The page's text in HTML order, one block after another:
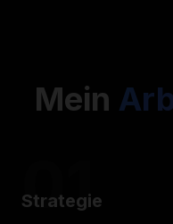
Mein
01
Strategie